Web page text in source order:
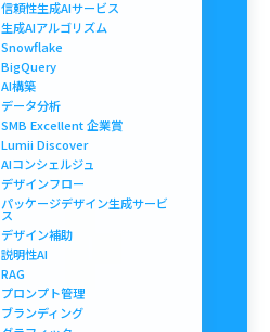
信頼性生成AIサービス
生成AIアルゴリズム
Snowflake
BigQuery
AI構築
データ分析
SMB Excellent 企業賞
Lumii Discover
AIコンシェルジュ
デザインフロー
パッケージデザイン生成サービ
ス
デザイン補助
説明性AI
RAG
プロンプト管理
ブランディング